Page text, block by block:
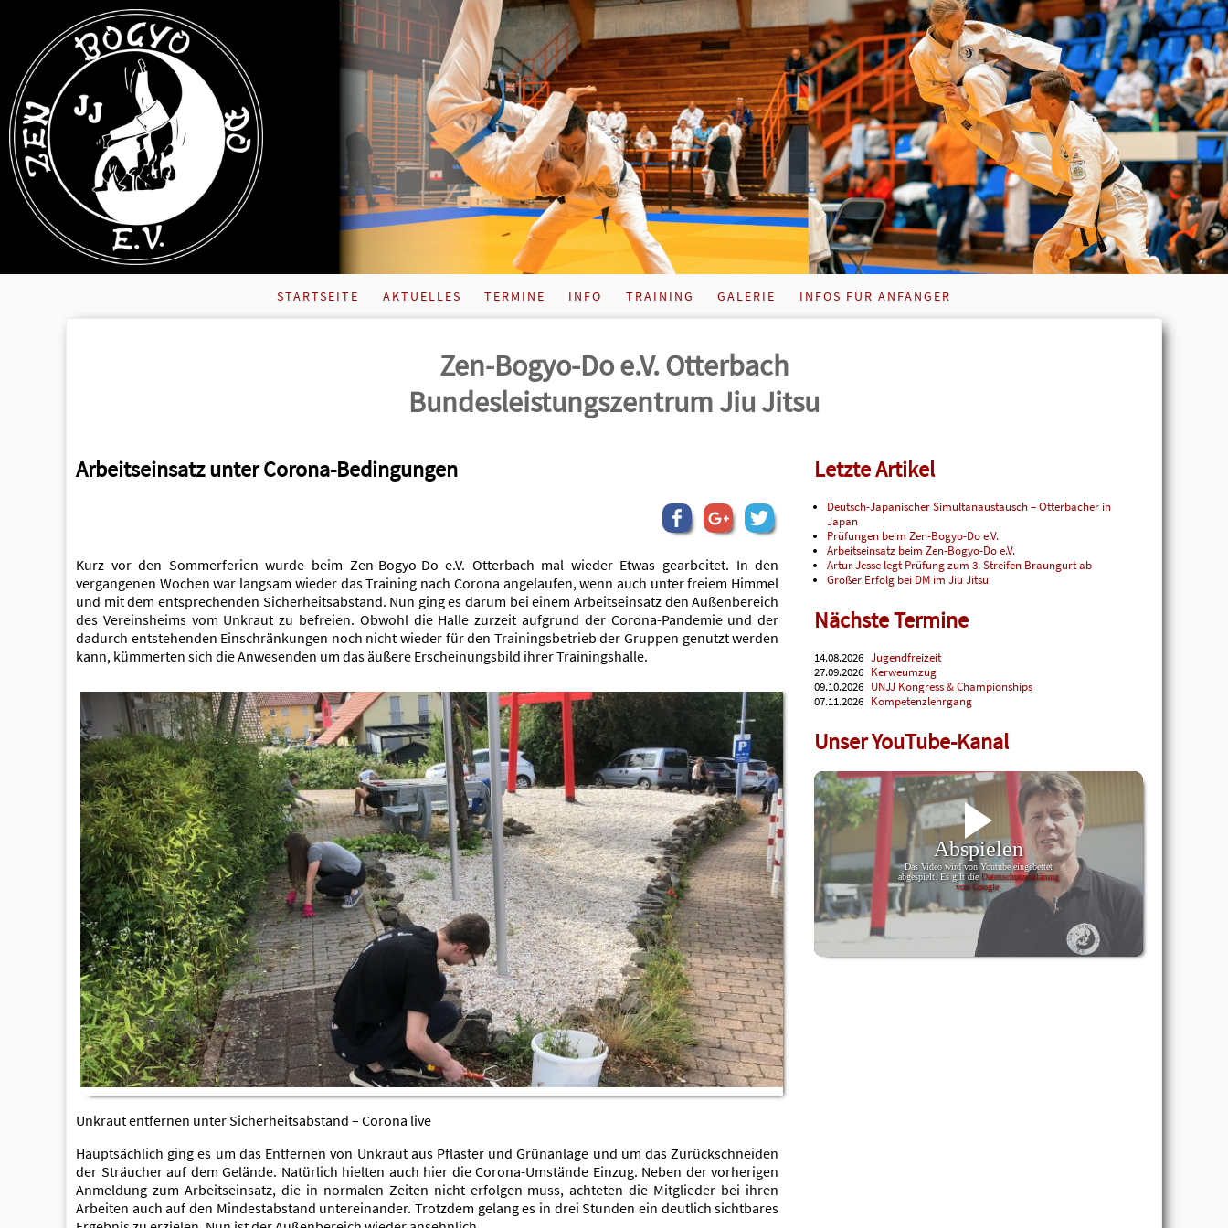
STARTSEITE AKTUELLES TERMINE INFO TRAINING GALERIE INFOS FÜR ANFÄNGER
Zen-Bogyo-Do e.V. Otterbach
Bundes­leistungs­zentrum Jiu Jitsu
Arbeitseinsatz unter Corona-Bedingungen
Kurz vor den Sommerferien wurde beim Zen-Bogyo-Do e.V. Otterbach mal wieder Etwas gearbeitet. In den
vergangenen Wochen war langsam wieder das Training nach Corona angelaufen, wenn auch unter freiem Himmel
und mit dem entsprechenden Sicherheitsabstand. Nun ging es darum bei einem Arbeitseinsatz den Außenbereich
des Vereinsheims vom Unkraut zu befreien. Obwohl die Halle zurzeit aufgrund der Corona-Pandemie und der
dadurch entstehenden Einschränkungen noch nicht wieder für den Trainingsbetrieb der Gruppen genutzt werden
kann, kümmerten sich die Anwesenden um das äußere Erscheinungsbild ihrer Trainingshalle.
Unkraut entfernen unter Sicherheitsabstand – Corona live
Hauptsächlich ging es um das Entfernen von Unkraut aus Pflaster und Grünanlage und um das Zurückschneiden
der Sträucher auf dem Gelände. Natürlich hielten auch hier die Corona-Umstände Einzug. Neben der vorherigen
Anmeldung zum Arbeitseinsatz, die in normalen Zeiten nicht erfolgen muss, achteten die Mitglieder bei ihren
Arbeiten auch auf den Mindestabstand untereinander. Trotzdem gelang es in drei Stunden ein deutlich sichtbares
Letzte Artikel
Deutsch-Japanischer Simultanaustausch – Otterbacher in
Japan
Prüfungen beim Zen-Bogyo-Do e.V.
Arbeitseinsatz beim Zen-Bogyo-Do e.V.
Artur Jesse legt Prüfung zum 3. Streifen Braungurt ab
Großer Erfolg bei DM im Jiu Jitsu
Nächste Termine
14.08.2026 Jugendfreizeit
27.09.2026 Kerweumzug
09.10.2026 UNJJ Kongress & Championships
07.11.2026 Kompetenzlehrgang
Unser YouTube-Kanal